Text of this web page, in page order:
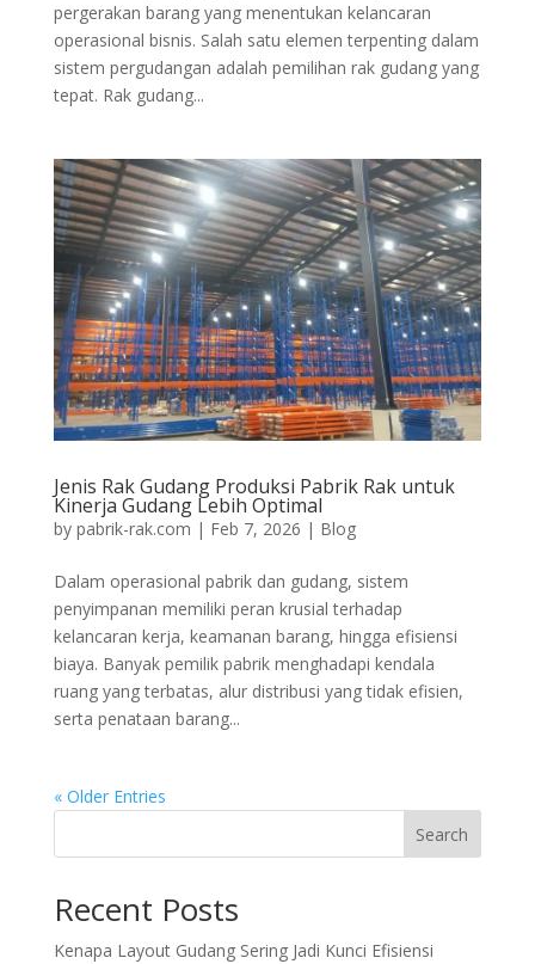
pergerakan barang yang menentukan kelancaran
operasional bisnis. Salah satu elemen terpenting dalam
sistem pergudangan adalah pemilihan rak gudang yang
tepat. Rak gudang...
Jenis Rak Gudang Produksi Pabrik Rak untuk
Kinerja Gudang Lebih Optimal
by pabrik-rak.com | Feb 7, 2026 | Blog
Dalam operasional pabrik dan gudang, sistem
penyimpanan memiliki peran krusial terhadap
kelancaran kerja, keamanan barang, hingga efisiensi
biaya. Banyak pemilik pabrik menghadapi kendala
ruang yang terbatas, alur distribusi yang tidak efisien,
serta penataan barang...
« Older Entries
Search
Recent Posts
Kenapa Layout Gudang Sering Jadi Kunci Efisiensi